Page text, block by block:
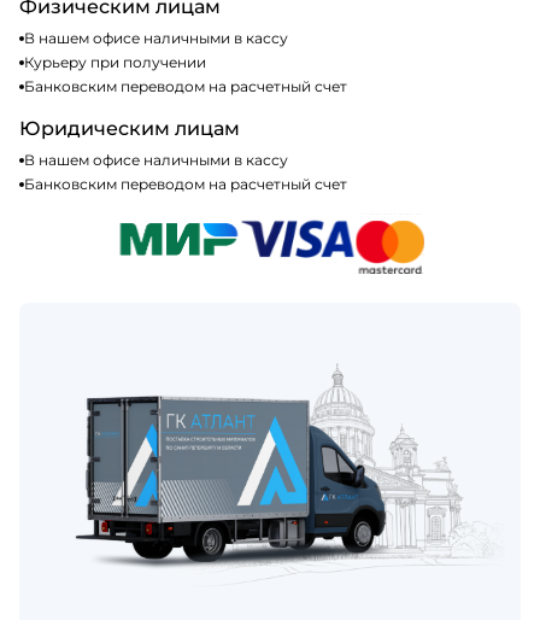
Физическим лицам
В нашем офисе наличными в кассу
Курьеру при получении
Банковским переводом на расчетный счет
Юридическим лицам
В нашем офисе наличными в кассу
Банковским переводом на расчетный счет